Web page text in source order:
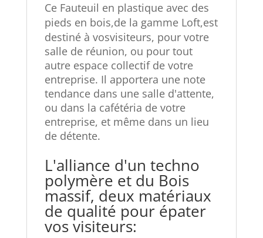
Ce Fauteuil en plastique avec des
pieds en bois,de la gamme Loft,est
destiné à vosvisiteurs, pour votre
salle de réunion, ou pour tout
autre espace collectif de votre
entreprise. Il apportera une note
tendance dans une salle d'attente,
ou dans la cafétéria de votre
entreprise, et même dans un lieu
de détente.
L'alliance d'un techno
polymère et du Bois
massif, deux matériaux
de qualité pour épater
vos visiteurs: